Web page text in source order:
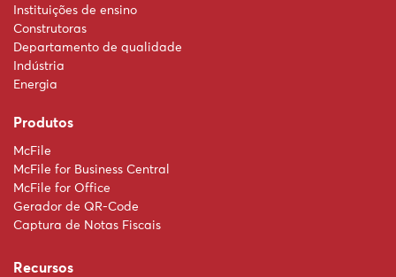
Instituições de ensino
Construtoras
Departamento de qualidade
Indústria
Energia
Produtos
McFile
McFile for Business Central
McFile for Office
Gerador de QR-Code
Captura de Notas Fiscais
Recursos